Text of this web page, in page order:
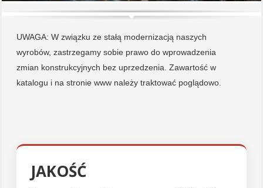
UWAGA: W związku ze stałą modernizacją naszych
wyrobów, zastrzegamy sobie prawo do wprowadzenia
zmian konstrukcyjnych bez uprzedzenia. Zawartość w
katalogu i na stronie www należy traktować poglądowo.
JAKOŚĆ